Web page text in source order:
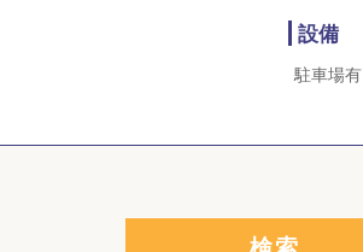
設備
駐車場有